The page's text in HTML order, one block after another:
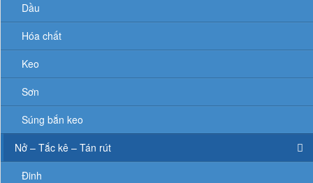
Dầu
Hóa chất
Keo
Sơn
Súng bắn keo
Nở – Tắc kê – Tán rút
Đinh